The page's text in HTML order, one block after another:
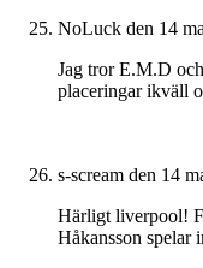
NoLuck den 14
Jag tror E.M.D
placeringar ikväll
s-scream den 14
Härligt liverpool!
Håkansson spelar